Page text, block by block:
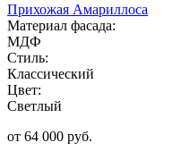
Прихожая Амариллоса
Материал фасада:
МДФ
Стиль:
Классический
Цвет:
Светлый
от 64 000 руб.